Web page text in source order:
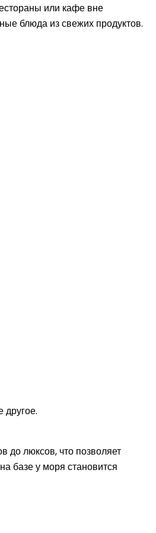
или кафе вне
блюда из свежих продуктов.
другое.
до люксов, что позволяет
базе у моря становится